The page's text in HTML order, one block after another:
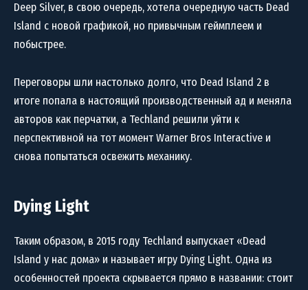
Deep Silver, в свою очередь, хотела очередную часть Dead
Island с новой графикой, но привычным геймплеем и
побыстрее.
Переговоры шли настолько долго, что Dead Island 2 в
итоге попала в настоящий производственный ад и меняла
авторов как перчатки, а Techland решили уйти к
перспективной на тот момент Warner Bros Interactive и
снова попытаться освежить механику.
Dying Light
Таким образом, в 2015 году Techland выпускает «Dead
Island у нас дома» и называет игру Dying Light. Одна из
особенностей проекта скрывается прямо в названии: стоит